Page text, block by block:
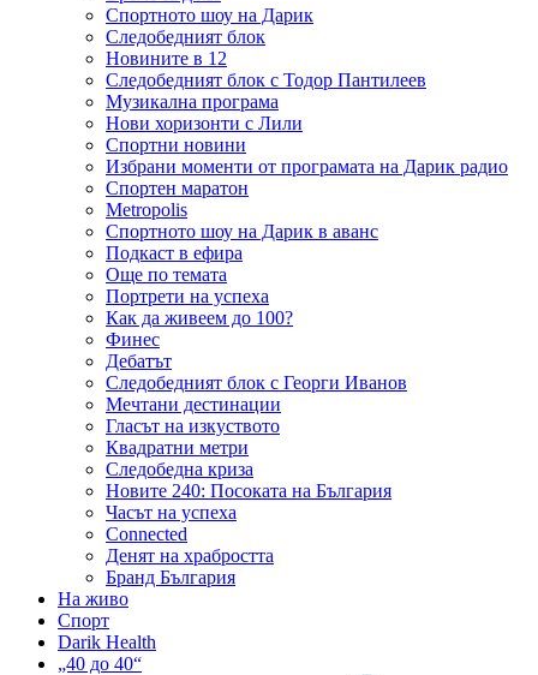
Спортното шоу на Дарик
Следобедният блок
Новините в 12
Следобедният блок с Тодор Пантилеев
Музикална програма
Нови хоризонти с Лили
Спортни новини
Избрани моменти от програмата на Дарик радио
Спортен маратон
Metropolis
Спортното шоу на Дарик в аванс
Подкаст в ефира
Още по темата
Портрети на успеха
Как да живеем до 100?
Финес
Дебатът
Следобедният блок с Георги Иванов
Мечтани дестинации
Гласът на изкуството
Квадратни метри
Следобедна криза
Новите 240: Посоката на България
Часът на успеха
Connected
Денят на храбростта
Бранд България
На живо
Спорт
Darik Health
„40 до 40“